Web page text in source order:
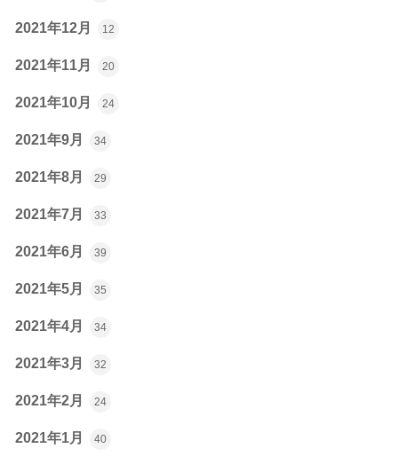
2021年12月 12
2021年11月 20
2021年10月 24
2021年9月 34
2021年8月 29
2021年7月 33
2021年6月 39
2021年5月 35
2021年4月 34
2021年3月 32
2021年2月 24
2021年1月 40